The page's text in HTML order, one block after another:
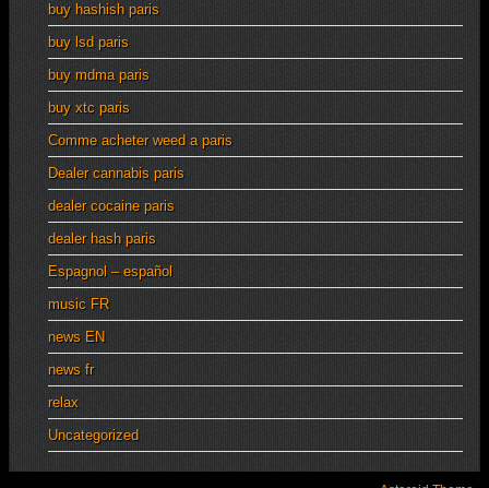
buy hashish paris
buy lsd paris
buy mdma paris
buy xtc paris
Comme acheter weed a paris
Dealer cannabis paris
dealer cocaine paris
dealer hash paris
Espagnol – español
music FR
news EN
news fr
relax
Uncategorized